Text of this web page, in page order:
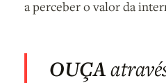
a perceber o valor da
OUÇA